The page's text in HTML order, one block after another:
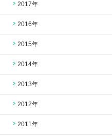
2017年
2016年
2015年
2014年
2013年
2012年
2011年